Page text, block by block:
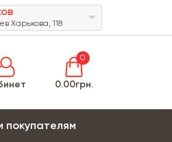
Харькова, 118
0
0.00грн.
покупателям